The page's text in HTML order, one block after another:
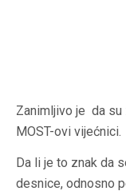
Zanimljivo je da su
MOST-ovi vijećnici.
Da li je to znak da
desnice, odnosno